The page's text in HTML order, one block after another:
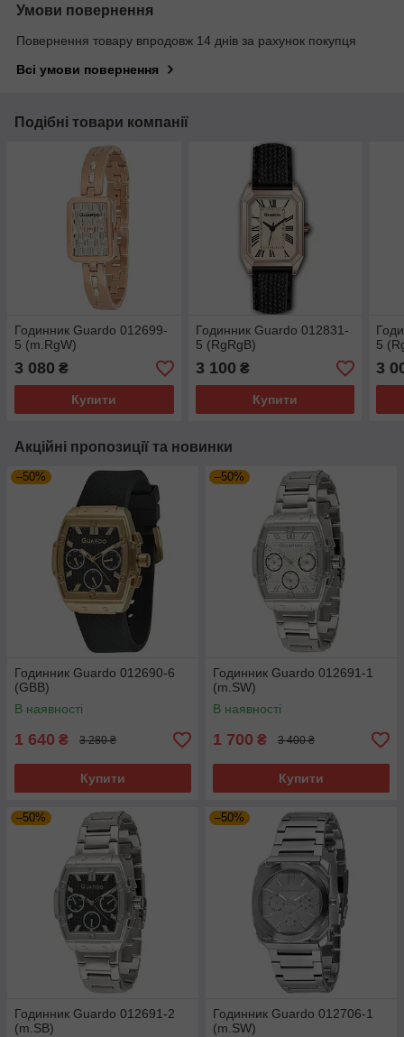
Умови повернення
Повернення товару впродовж 14 днів за рахунок покупця
Всі умови повернення
Подібні товари компанії
Годинник Guardo 012699-
5 (m.RgW)
3 080 ₴
Купити
Годинник Guardo 012831-
5 (RgRgB)
3 100 ₴
Купити
5
3
Акційні пропозиції та новинки
–50%
Годинник Guardo 012690-6
(GBB)
В наявності
1 640 ₴ 3 280 ₴
Купити
–50%
Годинник Guardo 012691-1
(m.SW)
В наявності
1 700 ₴ 3 400 ₴
Купити
–50%
Годинник Guardo 012691-2
(m.SB)
–50%
Годинник Guardo 012706-1
(m.SW)